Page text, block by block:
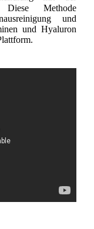
Diese Methode
und
und Hyaluron